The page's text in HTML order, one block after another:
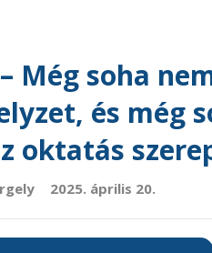
Még soha
és még
oktatás
2025. április 20.